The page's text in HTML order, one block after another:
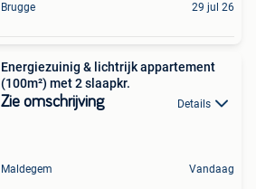
Brugge 29 jul 26
Energiezuinig & lichtrijk appartement
(100m²) met 2 slaapkr.
Zie omschrijving Details
Maldegem Vandaag